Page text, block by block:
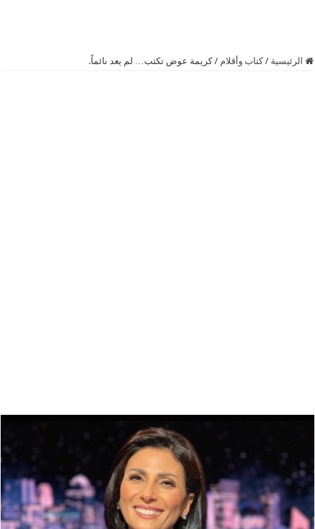
الرئيسية / كتاب وأقلام / كريمة عوض تكتب… لم يعد نائماً.